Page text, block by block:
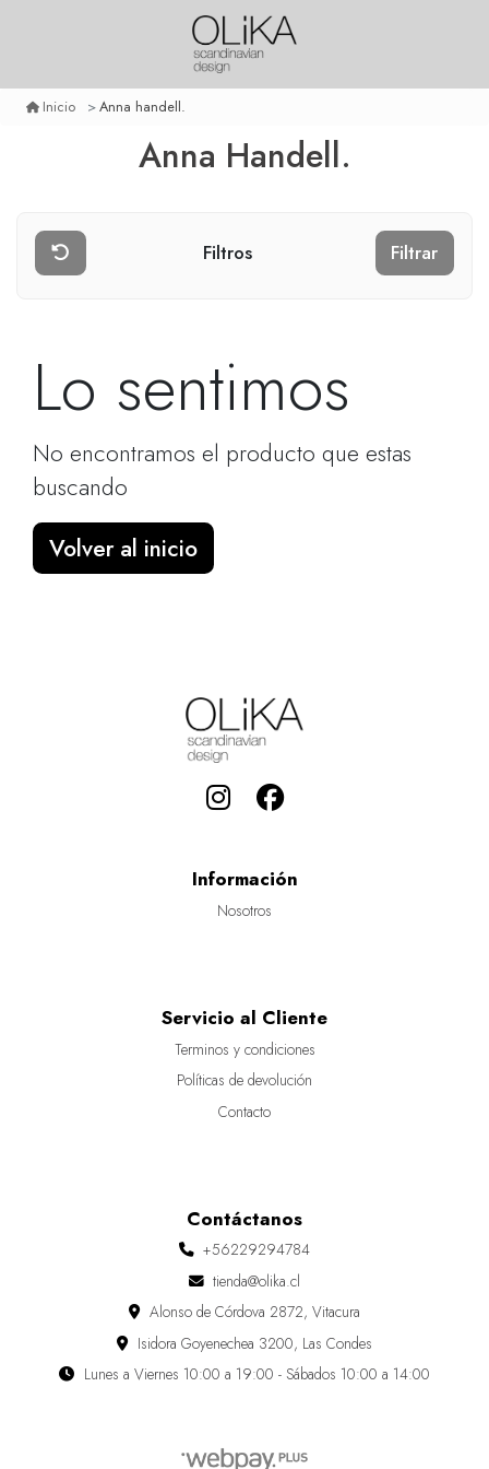
Inicio Anna handell.
Anna Handell.
Filtros Filtrar
Lo sentimos
No encontramos el producto que estas
buscando
Volver al inicio
Información
Nosotros
Servicio al Cliente
Terminos y condiciones
Políticas de devolución
Contacto
Contáctanos
+56229294784
tienda@olika.cl
Alonso de Córdova 2872, Vitacura
Isidora Goyenechea 3200, Las Condes
Lunes a Viernes 10:00 a 19:00 - Sábados 10:00 a 14:00